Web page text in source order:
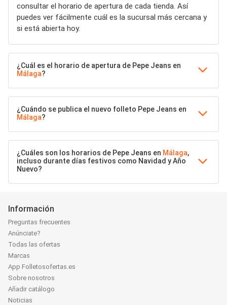
consultar el horario de apertura de cada tienda. Así
puedes ver fácilmente cuál es la sucursal más cercana y
si está abierta hoy.
¿Cuál es el horario de apertura de Pepe Jeans en
Málaga?
¿Cuándo se publica el nuevo folleto Pepe Jeans en
Málaga?
¿Cuáles son los horarios de Pepe Jeans en Málaga,
incluso durante días festivos como Navidad y Año
Nuevo?
Información
Preguntas frecuentes
Anúnciate?
Todas las ofertas
Marcas
App Folletosofertas.es
Sobre nosotros
Añadir catálogo
Noticias